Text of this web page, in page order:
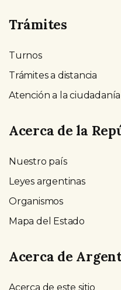
Trámites
Turnos
Trámites a distancia
Atención a la ciudadanía
Acerca de la
Nuestro país
Leyes argentinas
Organismos
Mapa del Estado
Acerca de
Acerca de este sitio